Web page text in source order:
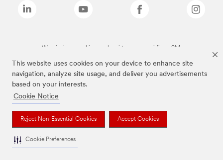
This website uses cookies on your device to enhance site
navigation, analyze site usage, and deliver you advertisements
based on your interests.
Cookie Notice
Reject Non-Essential Cookies Accept Cookies
Cookie Preferences
Wymienione marki są znakami towarowymi firmy 3M.